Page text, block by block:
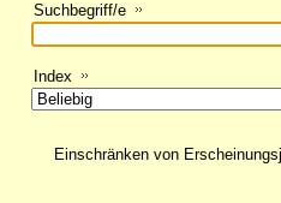
Suchbegriff/e
Index
Einschränken von